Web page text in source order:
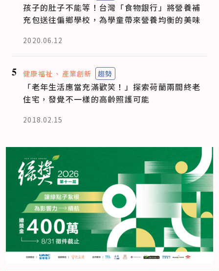
孩子的肚子不能等！台灣「食物銀行」將營養補
充包送往偏鄉學校，為學童帶來營養均衡的美味
2020.06.12
5 健康福祉 產業創新 趨勢
「老年生活應當充滿歡笑！」探索荷蘭兩間終老
住宅，發覺不一樣的高齡照護可能
2018.02.15